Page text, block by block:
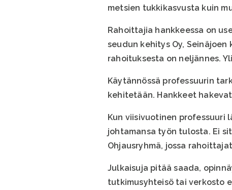
metsien tukkikasvusta kuin
Rahoittajia hankkeessa on
seudun kehitys Oy,
rahoituksesta on neljännes.
Käytännössä professuurin
kehitetään. Hankkeet
Kun viisivuotinen professuuri
johtamansa työn tulosta. Ei
Ohjausryhmä, jossa
Julkaisuja pitää saada,
tutkimusyhteisö tai verkosto